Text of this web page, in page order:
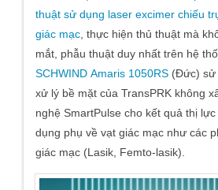
thuật sử dụng laser excimer chiếu
giác mạc , thực hiện thủ thuật mà
mắt, phẫu thuật duy nhất trên hệ
SCHWIND Amaris 1050RS (Đức) sử
xử lý bề mặt của TransPRK không
nghệ SmartPulse cho kết quả thị
dụng phụ về vạt giác mạc như các
giác mạc (Lasik, Femto-lasik).